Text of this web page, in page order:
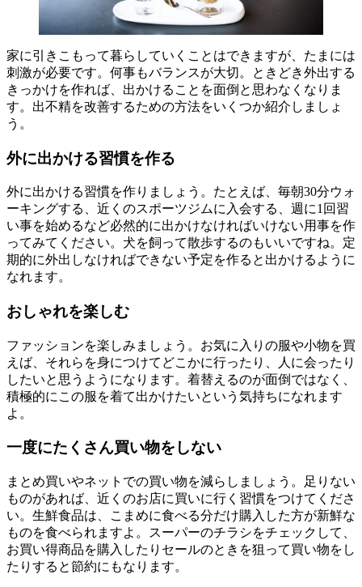
家に引きこもって暮らしていくことはできますが、たまには
刺激が必要です。何事もバランスが大切。ときどき外出する
きっかけを作れば、出かけることを面倒と思わなくなりま
す。出不精を改善するための方法をいくつか紹介しましょ
う。
外に出かける習慣を作る
外に出かける習慣を作りましょう。たとえば、毎朝30分ウォ
ーキングする、近くのスポーツジムに入会する、週に1回習
い事を始めるなど必然的に出かけなければいけない用事を作
ってみてください。犬を飼って散歩するのもいいですね。定
期的に外出しなければできない予定を作ると出かけるように
なれます。
おしゃれを楽しむ
ファッションを楽しみましょう。お気に入りの服や小物を買
えば、それらを身につけてどこかに行ったり、人に会ったり
したいと思うようになります。着替えるのが面倒ではなく、
積極的にこの服を着て出かけたいという気持ちになれます
よ。
一度にたくさん買い物をしない
まとめ買いやネットでの買い物を減らしましょう。足りない
ものがあれば、近くのお店に買いに行く習慣をつけてくださ
い。生鮮食品は、こまめに食べる分だけ購入した方が新鮮な
ものを食べられますよ。スーパーのチラシをチェックして、
お買い得商品を購入したりセールのときを狙って買い物をし
たりすると節約にもなります。